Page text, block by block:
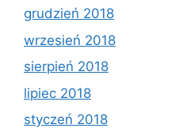
grudzień 2018
wrzesień 2018
sierpień 2018
lipiec 2018
styczeń 2018